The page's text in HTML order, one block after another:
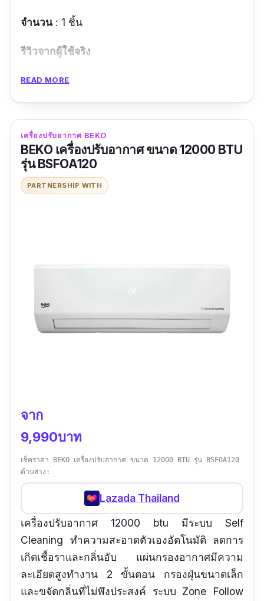
จำนวน: 1 ชิ้น
รีวิวจากผู้ใช้จริง
แอร์เย็นดี คุ้มค่ามากราคานี้
เสียงเงียบ ใช้ดีค่ะแต่ต้องดูระยะยาวค่ะ
ข้อดี
มีระบบทำความสะอาดตัวเอง ที่จะช่วยลดปัญหา
การเกิดแบคทีเรียและกลิ่นอับ
ทำความสะอาดง่าย ดึงแผ่นกรองออกจากด้าน
READ MORE
เครื่องปรับอากาศ BEKO
BEKO เครื่องปรับอากาศ ขนาด 12000 BTU
รุ่น BSFOA120
PARTNERSHIP WITH
จาก
9,990บาท
เช็คราคา BEKO เครื่องปรับอากาศ ขนาด 12000 BTU รุ่น BSFOA120
ด้านล่าง:
Lazada Thailand
เครื่องปรับอากาศ 12000 btu มีระบบ Self
Cleaning ทำความสะอาดตัวเองอัตโนมัติ ลดการ
เกิดเชื้อราและกลิ่นอับ แผ่นกรองอากาศมีความ
ละเอียดสูงทำงาน 2 ขั้นตอน กรองฝุ่นขนาดเล็ก
และขจัดกลิ่นที่ไม่พึงประสงค์ ระบบ Zone Follow